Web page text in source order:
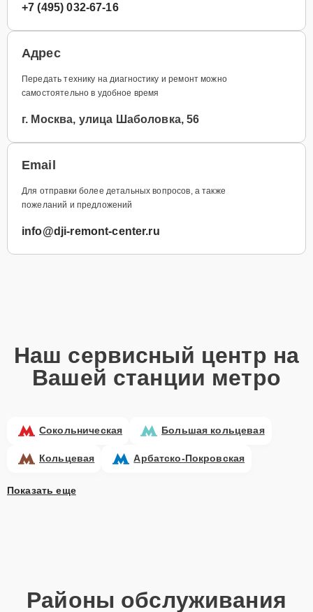
+7 (495) 032-67-16
Адрес
Передать технику на диагностику и ремонт можно
самостоятельно в удобное время
г. Москва, улица Шаболовка, 56
Email
Для отправки более детальных вопросов, а также
пожеланий и предложений
info@dji-remont-center.ru
Наш сервисный центр на
Вашей станции метро
Сокольническая Большая кольцевая
Кольцевая Арбатско-Покровская
Показать еще
Районы обслуживания